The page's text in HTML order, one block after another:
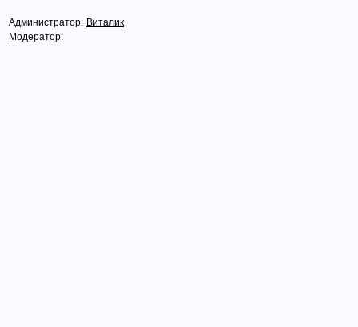
Администратор: Виталик
Модератор: